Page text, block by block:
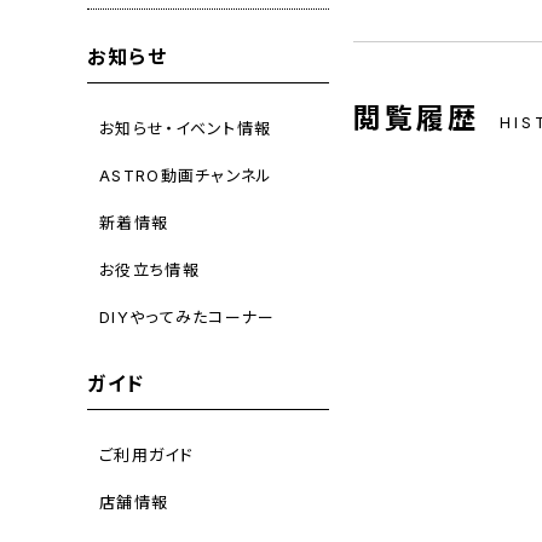
お知らせ
お知らせ・イベント情報
ASTRO動画チャンネル
新着情報
お役立ち情報
DIYやってみたコーナー
ガイド
ご利用ガイド
店舗情報
閲覧履歴